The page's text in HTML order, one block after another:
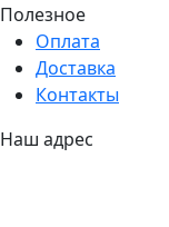
Полезное
Оплата
Доставка
Контакты
Наш адрес